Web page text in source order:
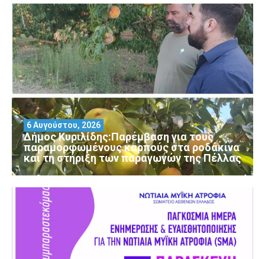
Δήμος Κυριλίδης:Παρέμβαση για τους
παραμορφωμένους καρπούς στα ροδάκινα
και τη στήριξη των παραγωγών της Πέλλας
6 Αυγούστου, 2026